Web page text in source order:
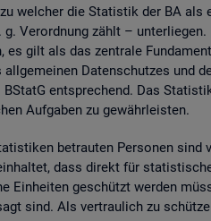
wel­cher die Sta­tis­tik der BA
Ver­ord­nung zählt –
es gilt als das zen­tra­le
Da­ten­schut­zes
ent­spre­chend. Das
Auf­ga­ben zu ge­währ­leis­ten.
be­trau­ten Per­so­nen
dass di­rekt für
Ein­hei­ten ge­schützt wer­den
sind. Als ver­trau­lich zu